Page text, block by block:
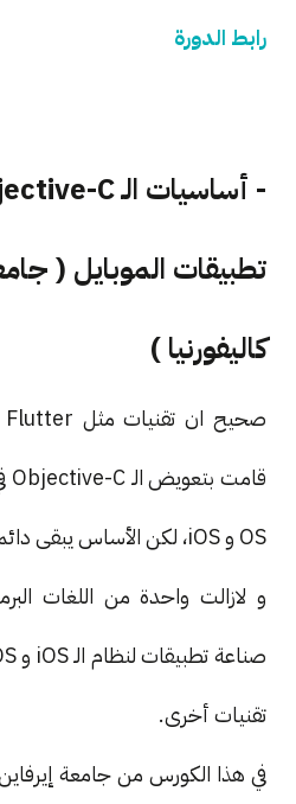
رابط الدورة
تطبيقات الموبايل (
كاليفورنيا )
و لازالت واحدة من اللغات
تقنيات أخرى.
في هذا الكورس من جامعة إيرفاين